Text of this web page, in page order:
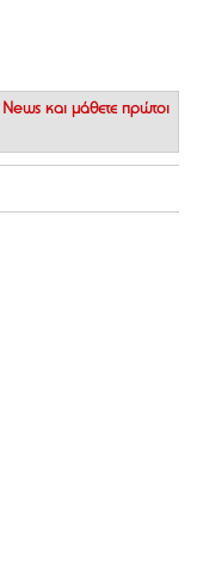
και μάθετε πρώτοι